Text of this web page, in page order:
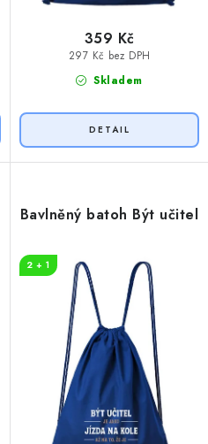
Skladem
297 Kč bez DPH
359 Kč
Bavlněný batoh Být učitel
2 + 1